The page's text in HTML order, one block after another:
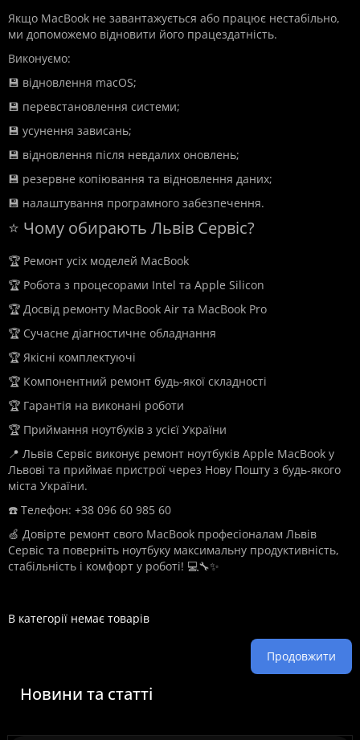
Якщо MacBook не завантажується або працює нестабільно,
ми допоможемо відновити його працездатність.
Виконуємо:
💾 відновлення macOS;
💾 перевстановлення системи;
💾 усунення зависань;
💾 відновлення після невдалих оновлень;
💾 резервне копіювання та відновлення даних;
💾 налаштування програмного забезпечення.
⭐ Чому обирають Львів Сервіс?
🏆 Ремонт усіх моделей MacBook
🏆 Робота з процесорами Intel та Apple Silicon
🏆 Досвід ремонту MacBook Air та MacBook Pro
🏆 Сучасне діагностичне обладнання
🏆 Якісні комплектуючі
🏆 Компонентний ремонт будь-якої складності
🏆 Гарантія на виконані роботи
🏆 Приймання ноутбуків з усієї України
📍 Львів Сервіс виконує ремонт ноутбуків Apple MacBook у
Львові та приймає пристрої через Нову Пошту з будь-якого
міста України.
☎️ Телефон: +38 096 60 985 60
🍏 Довірте ремонт свого MacBook професіоналам Львів
Сервіс та поверніть ноутбуку максимальну продуктивність,
стабільність і комфорт у роботі! 💻🔧✨
В категорії немає товарів
Продовжити
Новини та статті